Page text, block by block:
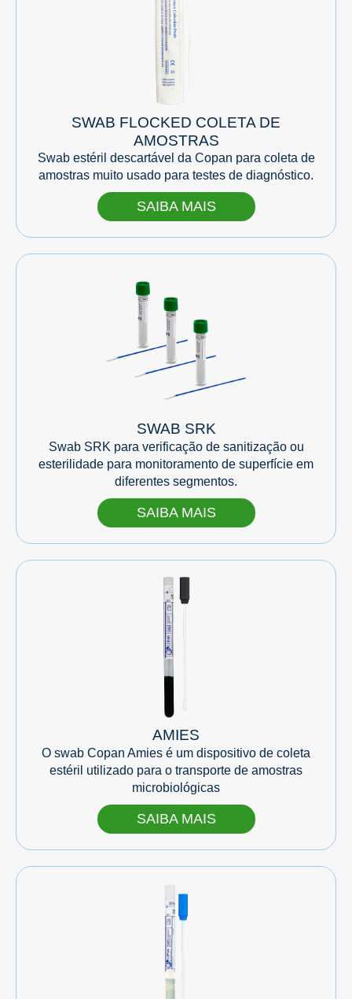
SWAB FLOCKED COLETA DE
AMOSTRAS
Swab estéril descartável da Copan para coleta de
amostras muito usado para testes de diagnóstico.
SAIBA MAIS
SWAB SRK
Swab SRK para verificação de sanitização ou
esterilidade para monitoramento de superfície em
diferentes segmentos.
SAIBA MAIS
AMIES
O swab Copan Amies é um dispositivo de coleta
estéril utilizado para o transporte de amostras
microbiológicas
SAIBA MAIS